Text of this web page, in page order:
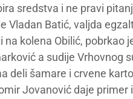
sredstva i ne pravi
Vladan Batić, valjda
kolena Obilić, pobrkao
a sudije Vrhovnog
deli šamare i crvene
Jovanović daje primer